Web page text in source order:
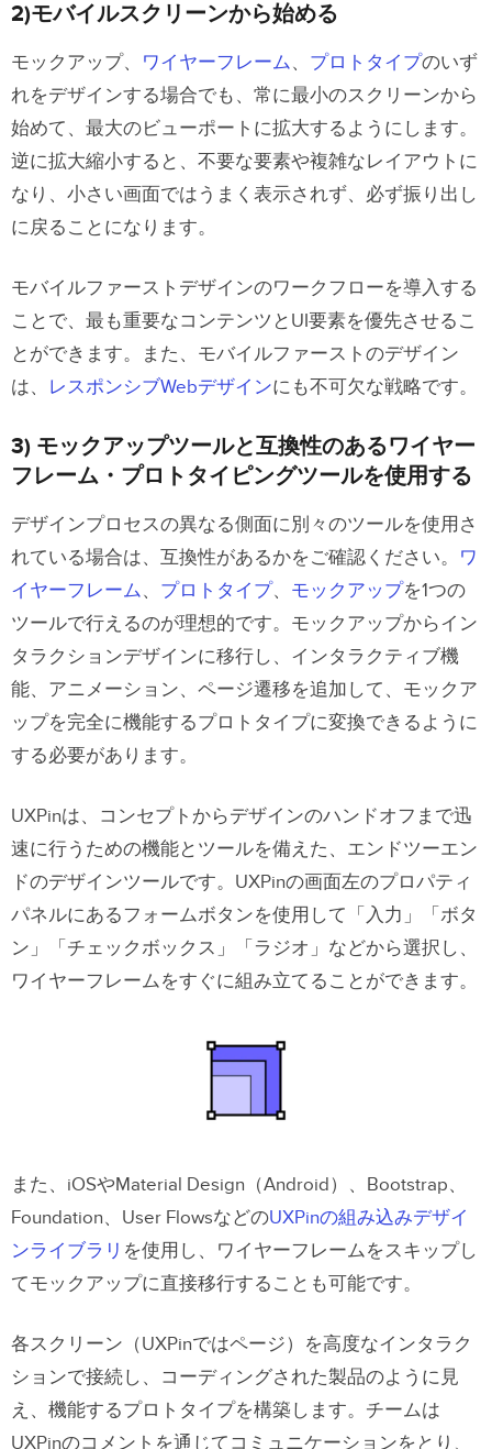
優れたモックアップの作成を開始
2)モバイルスクリーンから始める
モックアップ、 ワイヤーフレーム、 プロトタイプのいず
れをデザインする場合でも、常に最小のスクリーンから
始めて、最大のビューポートに拡大するようにします。
逆に拡大縮小すると、不要な要素や複雑なレイアウトに
なり、小さい画面ではうまく表示されず、必ず振り出し
に戻ることになります。
モバイルファーストデザインのワークフローを導入する
ことで、最も重要なコンテンツとUI要素を優先させるこ
とができます。また、モバイルファーストのデザイン
は、 レスポンシブWebデザインにも不可欠な戦略です。
3) モックアップツールと互換性のあるワイヤー
フレーム・プロトタイピングツールを使用する
デザインプロセスの異なる側面に別々のツールを使用さ
れている場合は、互換性があるかをご確認ください。 ワ
イヤーフレーム、 プロトタイプ、 モックアップを1つの
ツールで行えるのが理想的です。モックアップからイン
タラクションデザインに移行し、インタラクティブ機
能、アニメーション、ページ遷移を追加して、モックア
ップを完全に機能するプロトタイプに変換できるように
する必要があります。
UXPinは、コンセプトからデザインのハンドオフまで迅
速に行うための機能とツールを備えた、エンドツーエン
ドのデザインツールです。UXPinの画面左のプロパティ
パネルにあるフォームボタンを使用して「入力」「ボタ
ン」「チェックボックス」「ラジオ」などから選択し、
ワイヤーフレームをすぐに組み立てることができます。
また、iOSやMaterial Design（Android）、Bootstrap、
Foundation、User FlowsなどのUXPinの組み込みデザイ
ンライブラリ を使用し、ワイヤーフレームをスキップし
てモックアップに直接移行することも可能です。
各スクリーン（UXPinではページ）を高度なインタラク
ションで接続し、コーディングされた製品のように見
え、機能するプロトタイプを構築します。チームは
UXPinのコメントを通じてコミュニケーションをとり、